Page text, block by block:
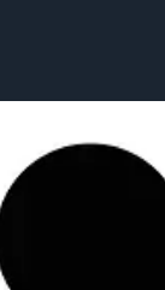
карьеры он
до
и
Николай